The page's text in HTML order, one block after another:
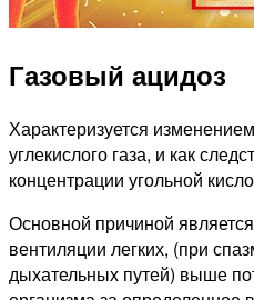
Газовый ацидоз
Характеризуется
углекислого газа, и как
концентрации угольной
Основной причиной
вентиляции легких, (при
дыхательных путей) выше